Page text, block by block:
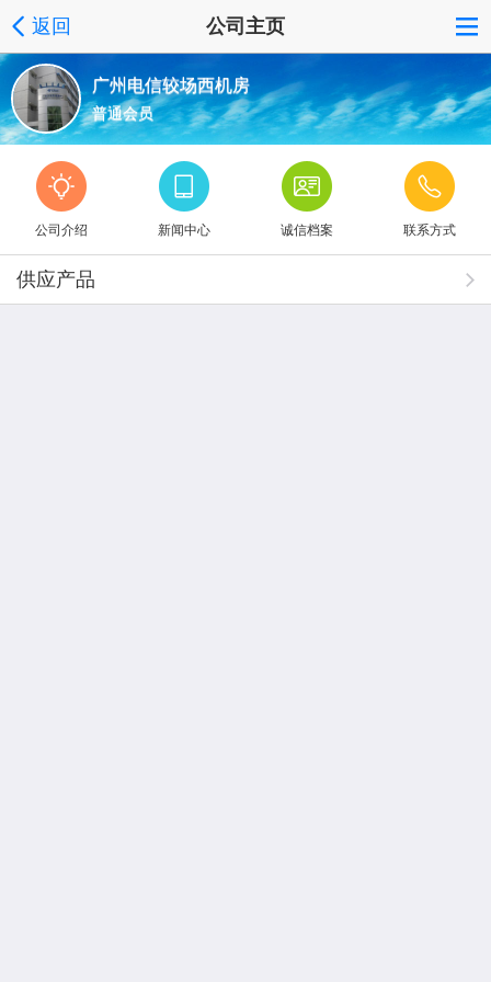
返回 公司主页
广州电信较场西机房
普通会员
公司介绍 新闻中心 诚信档案 联系方式
供应产品